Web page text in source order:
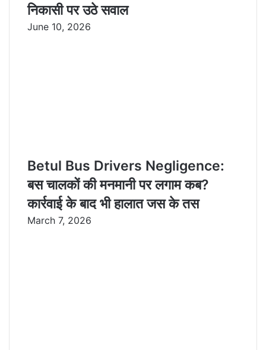
निकासी पर उठे सवाल
June 10, 2026
Betul Bus Drivers Negligence:
बस चालकों की मनमानी पर लगाम कब?
कार्रवाई के बाद भी हालात जस के तस
March 7, 2026